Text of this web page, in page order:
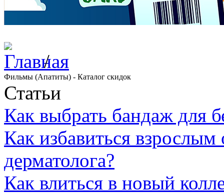
/
Фильмы (Апатиты) - Каталог скидок
Статьи
Как выбрать бандаж для
Как избавиться
дерматолога?
Как влиться в новый